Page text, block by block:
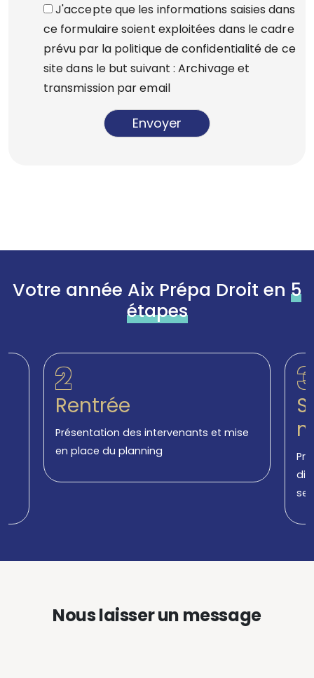
J'accepte que les informations saisies dans
ce formulaire soient exploitées dans le cadre
prévu par la politique de confidentialité de ce
site dans le but suivant : Archivage et
transmission par email
Votre année Aix Prépa Droit en 5
étapes
des intervenants et mise
du planning
Séance de
Présentation des
dirigés et des
semestre.
Nous laisser un message